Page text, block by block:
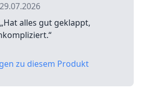
„Hat alles gut geklappt,
zu diesem Produkt